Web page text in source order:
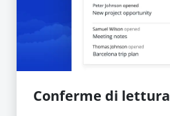
Conferme di lettura